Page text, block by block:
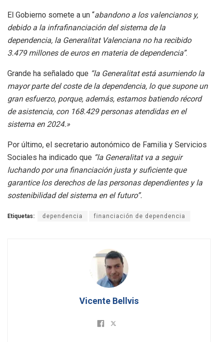
El Gobierno somete a un “abandono a los valencianos y,
debido a la infrafinanciación del sistema de la
dependencia, la Generalitat Valenciana no ha recibido
3.479 millones de euros en materia de dependencia”.
Grande ha señalado que “la Generalitat está asumiendo la
mayor parte del coste de la dependencia, lo que supone un
gran esfuerzo, porque, además, estamos batiendo récord
de asistencia, con 168.429 personas atendidas en el
sistema en 2024.»
Por último, el secretario autonómico de Familia y Servicios
Sociales ha indicado que “la Generalitat va a seguir
luchando por una financiación justa y suficiente que
garantice los derechos de las personas dependientes y la
sostenibilidad del sistema en el futuro”.
Etiquetas: dependencia financiación de dependencia
Vicente Bellvis